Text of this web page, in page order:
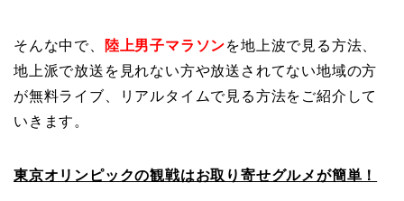
そんな中で、 陸上男子マラソンを地上波で見る方法、
地上派で放送を見れない方や放送されてない地域の方
が無料ライブ、リアルタイムで見る方法をご紹介して
いきます。
東京オリンピックの観戦はお取り寄せグルメが簡単！